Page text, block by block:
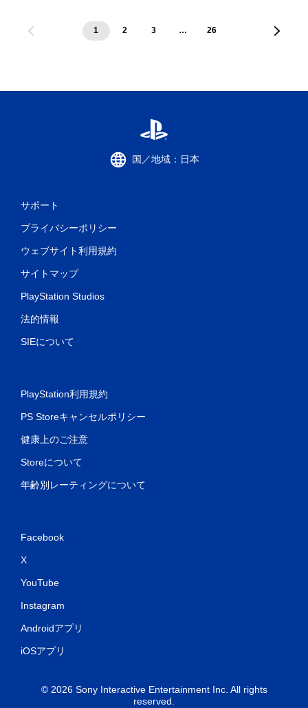
1 2 3 … 26
国／地域：日本
サポート
プライバシーポリシー
ウェブサイト利用規約
サイトマップ
PlayStation Studios
法的情報
SIEについて
PlayStation利用規約
PS Storeキャンセルポリシー
健康上のご注意
Storeについて
年齢別レーティングについて
Facebook
X
YouTube
Instagram
Androidアプリ
iOSアプリ
© 2026 Sony Interactive Entertainment Inc. All rights
reserved.